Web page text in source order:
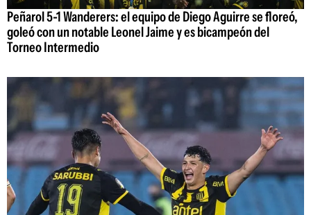
Peñarol 5-1 Wanderers: el equipo de Diego Aguirre se floreó,
goleó con un notable Leonel Jaime y es bicampeón del
Torneo Intermedio